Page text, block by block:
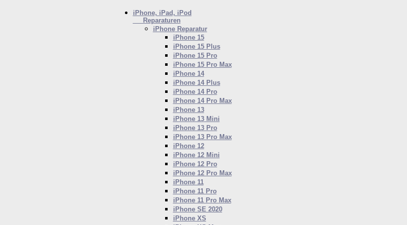
iPhone, iPad, iPod
Reparaturen
iPhoneReparatur
iPhone 15
iPhone 15 Plus
iPhone 15 Pro
iPhone 15 Pro Max
iPhone 14
iPhone 14 Plus
iPhone 14 Pro
iPhone 14 Pro Max
iPhone 13
iPhone 13 Mini
iPhone 13 Pro
iPhone 13 Pro Max
iPhone 12
iPhone 12 Mini
iPhone 12 Pro
iPhone 12 Pro Max
iPhone 11
iPhone 11 Pro
iPhone 11 Pro Max
iPhone SE 2020
iPhone XS